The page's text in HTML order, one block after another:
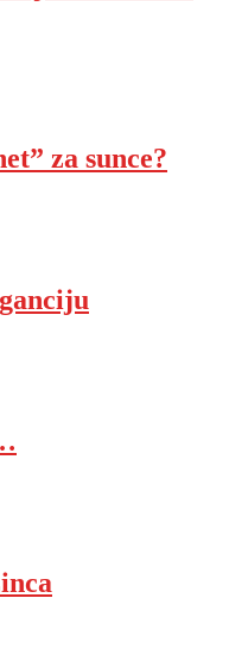
za sunce?